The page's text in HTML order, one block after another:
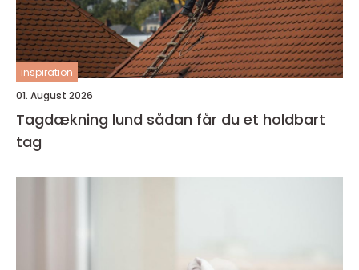
inspiration
01. August 2026
Tagdækning lund sådan får du et holdbart
tag